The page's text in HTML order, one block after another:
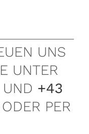
UNS
UNTER
UND +43
ODER PER